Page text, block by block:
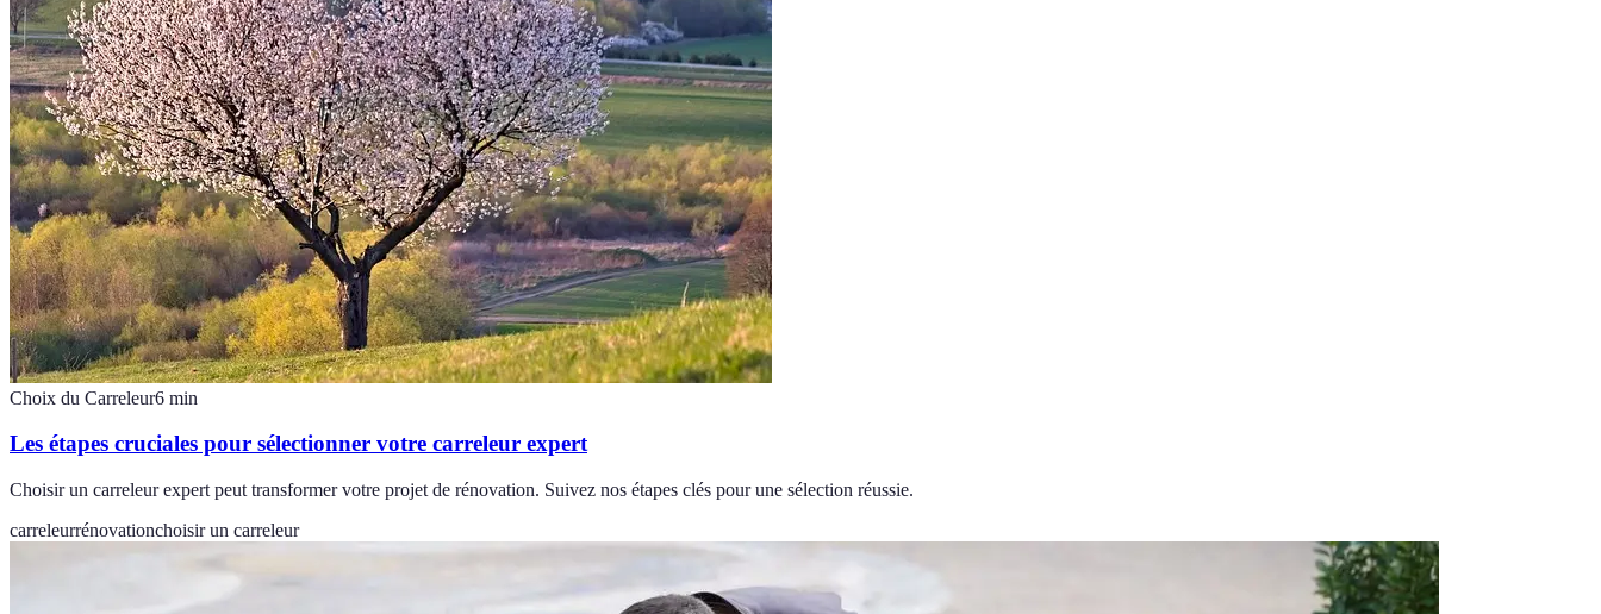
Choix du Carreleur6 min
Les étapes cruciales pour sélectionner votre carreleur expert
Choisir un carreleur expert peut transformer votre projet de rénovation. Suivez nos étapes clés pour une sélection réussie.
carreleurrénovationchoisir un carreleur